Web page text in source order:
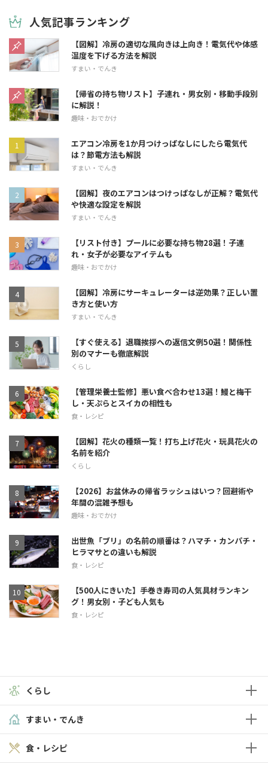
人気記事ランキング
【図解】冷房の適切な風向きは上向き！電気代や体感
温度を下げる方法を解説
すまい・でんき
【帰省の持ち物リスト】子連れ・男女別・移動手段別
に解説！
趣味・おでかけ
エアコン冷房を1か月つけっぱなしにしたら電気代
は？節電方法も解説
すまい・でんき
【図解】夜のエアコンはつけっぱなしが正解？電気代
や快適な設定を解説
すまい・でんき
【リスト付き】プールに必要な持ち物28選！子連
れ・女子が必要なアイテムも
趣味・おでかけ
【図解】冷房にサーキュレーターは逆効果？正しい置
き方と使い方
すまい・でんき
【すぐ使える】退職挨拶への返信文例50選！関係性
別のマナーも徹底解説
くらし
【管理栄養士監修】悪い食べ合わせ13選！鰻と梅干
し・天ぷらとスイカの相性も
食・レシピ
【図解】花火の種類一覧！打ち上げ花火・玩具花火の
名前を紹介
くらし
【2026】お盆休みの帰省ラッシュはいつ？回避術や
年間の混雑予想も
趣味・おでかけ
出世魚「ブリ」の名前の順番は？ハマチ・カンパチ・
ヒラマサとの違いも解説
食・レシピ
【500人にきいた】手巻き寿司の人気具材ランキン
グ！男女別・子ども人気も
食・レシピ
くらし
すまい・でんき
食・レシピ